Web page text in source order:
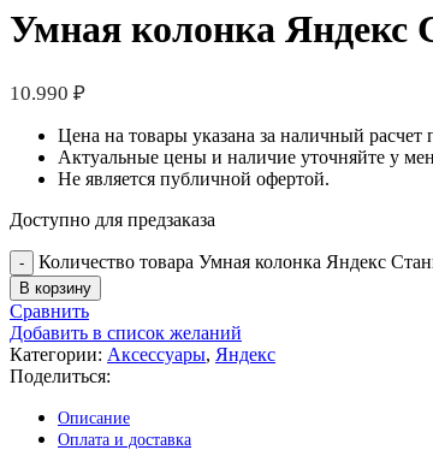
Умная колонка Яндекс
10.990 ₽
Цена на товары указана за наличный расчет
Актуальные цены и наличие уточняйте у
Не является публичной офертой.
Доступно для предзаказа
Количество товара Умная колонка Яндекс
В корзину
Сравнить
Добавить в список желаний
Категории: Аксессуары, Яндекс
Поделиться:
Описание
Оплата и доставка